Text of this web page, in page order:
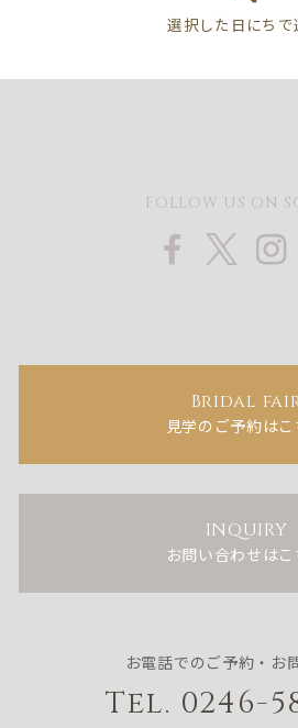
FOLLOW US ON
Bridal
見学のご予約はこ
INQUIRY
お問い合わせはこ
お電話でのご予約・お
Tel. 0246-